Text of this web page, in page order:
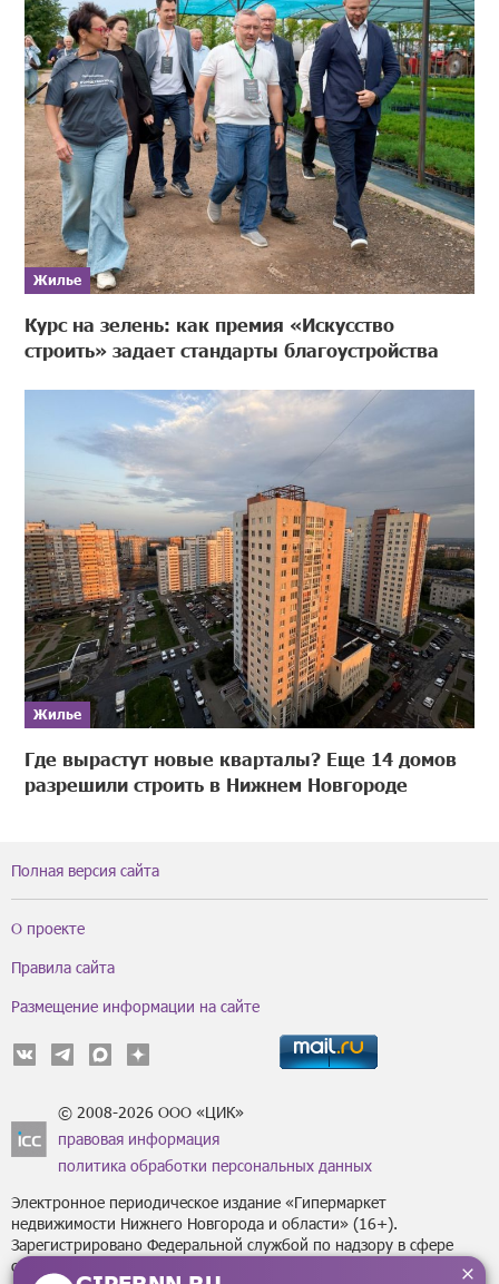
Жилье
Курс на зелень: как премия «Искусство
строить» задает стандарты благоустройства
Жилье
Где вырастут новые кварталы? Еще 14 домов
разрешили строить в Нижнем Новгороде
Полная версия сайта
О проекте
Правила сайта
Размещение информации на сайте
© 2008-2026 ООО «ЦИК»
правовая информация
политика обработки персональных данных
Электронное периодическое издание «Гипермаркет
недвижимости Нижнего Новгорода и области» (16+).
Зарегистрировано Федеральной службой по надзору в сфере
связи, информационных технологий